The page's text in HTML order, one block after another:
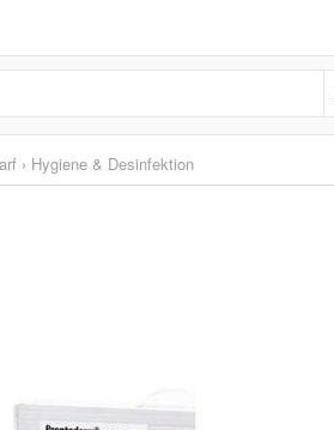
› Hygiene & Desinfektion